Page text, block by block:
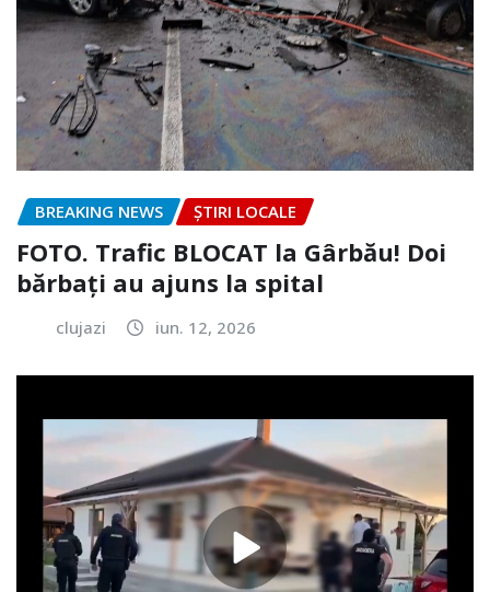
BREAKING NEWS ȘTIRI LOCALE
FOTO. Trafic BLOCAT la Gârbău! Doi
bărbați au ajuns la spital
clujazi iun. 12, 2026